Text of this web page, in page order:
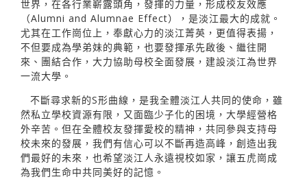
世界，在各行業嶄露頭角，發揮的力量，形成校友效應
（Alumni and Alumnae Effect），是淡江最大的成就。
尤其在工作崗位上，奉獻心力的淡江菁英，更值得表揚，
不但要成為學弟妹的典範，也要發揮承先啟後、繼往開
來、團結合作，大力協助母校全面發展，建設淡江為世界
一流大學。
不斷尋求新的S形曲線，是我全體淡江人共同的使命，雖
然私立學校資源有限，又面臨少子化的困境，大學經營格
外辛苦。但在全體校友發揮愛校的精神，共同參與支持母
校未來的發展，我們有信心可以不斷再造高峰，創造出我
們最好的未來，也希望淡江人永遠視校如家，讓五虎崗成
為我們生命中共同美好的記憶。